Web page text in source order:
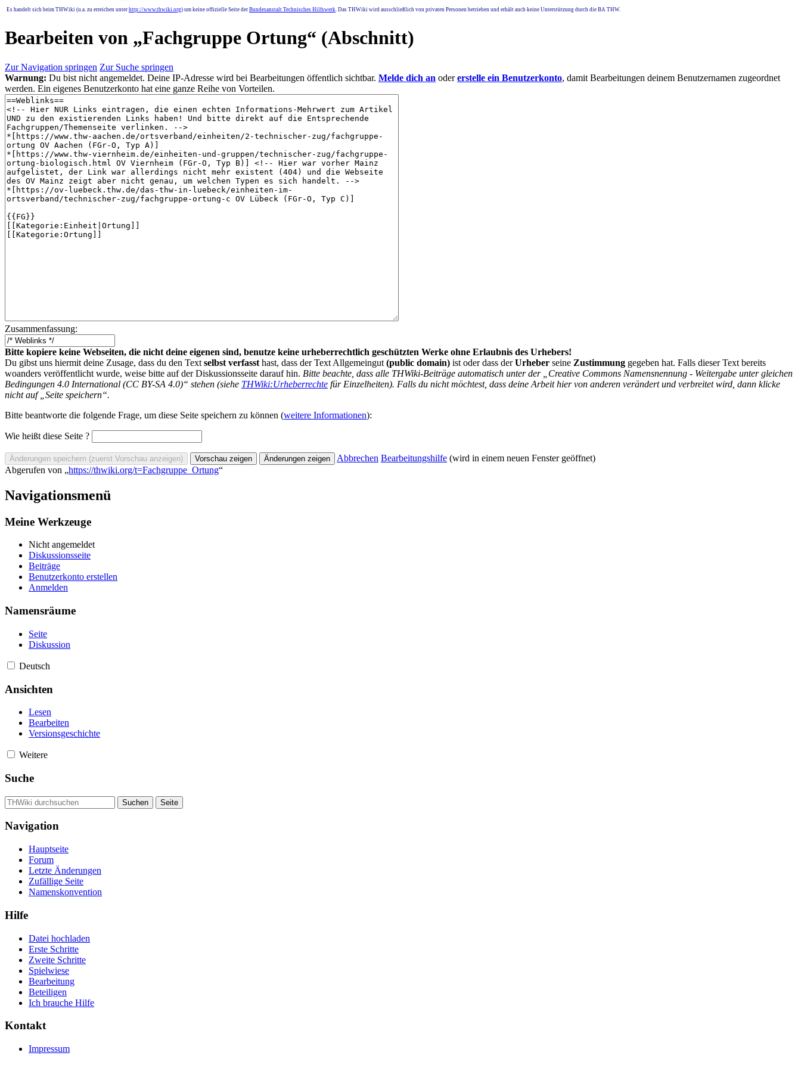
Es handelt sich beim THWiki (u.a. zu erreichen unter http://www.thwiki.org) um keine offizielle Seite der Bundesanstalt Technisches Hilfswerk. Das THWiki wird ausschließlich von privaten Personen betrieben und erhält auch keine Unterstützung durch die BA THW.
Bearbeiten von „Fachgruppe Ortung“ (Abschnitt)
Zur Navigation springen Zur Suche springen
Warnung: Du bist nicht angemeldet. Deine IP-Adresse wird bei Bearbeitungen öffentlich sichtbar. Melde dich an odererstelle ein Benutzerkonto, damit Bearbeitungen deinem Benutzernamen zugeordnet
werden. Ein eigenes Benutzerkonto hat eine ganze Reihe von Vorteilen.
Zusammenfassung:
Bitte kopiere keine Webseiten, die nicht deine eigenen sind, benutze keine urheberrechtlich geschützten Werke ohne Erlaubnis des Urhebers!
Du gibst uns hiermit deine Zusage, dass du den Text selbst verfasst hast, dass der Text Allgemeingut (public domain) ist oder dass derUrheber seine Zustimmung gegeben hat. Falls dieser Text bereits
woanders veröffentlicht wurde, weise bitte auf der Diskussionsseite darauf hin. Bitte beachte, dass alle THWiki-Beiträge automatisch unter der „Creative Commons Namensnennung - Weitergabe unter gleichen
Bedingungen 4.0 International (CC BY-SA 4.0)“ stehen (siehe THWiki:Urheberrechte für Einzelheiten). Falls du nicht möchtest, dass deine Arbeit hier von anderen verändert und verbreitet wird, dann klicke
nicht auf „Seite speichern“.
Bitte beantworte die folgende Frage, um diese Seite speichern zu können (weitere Informationen):
Wie heißt diese Seite ?
Abbrechen Bearbeitungshilfe (wird in einem neuen Fenster geöffnet)
Abgerufen von „https://thwiki.org/t=Fachgruppe_Ortung“
Navigationsmenü
Meine Werkzeuge
Nicht angemeldet
Diskussionsseite
Beiträge
Benutzerkonto erstellen
Anmelden
Namensräume
Seite
Diskussion
Deutsch
Ansichten
Lesen
Bearbeiten
Versionsgeschichte
Weitere
Suche
Navigation
Hauptseite
Forum
Letzte Änderungen
Zufällige Seite
Namenskonvention
Hilfe
Datei hochladen
Erste Schritte
Zweite Schritte
Spielwiese
Bearbeitung
Beteiligen
Ich brauche Hilfe
Kontakt
Impressum